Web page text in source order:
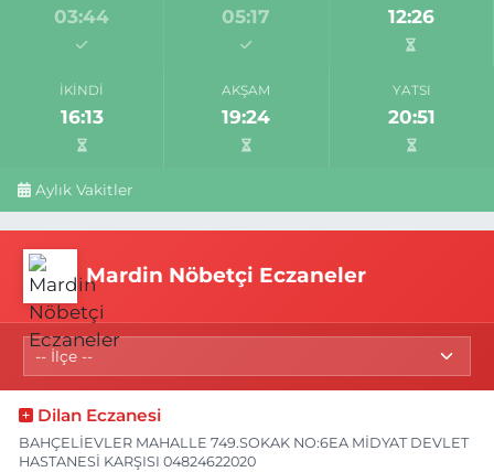
03:44 05:17 12:26
İKINDI
16:13
AKŞAM
19:24
YATSI
20:51
Aylık Vakitler
Mardin Nöbetçi Eczaneler
Dilan Eczanesi
BAHÇELİEVLER MAHALLE 749.SOKAK NO:6EA MİDYAT DEVLET
HASTANESİ KARŞISI 04824622020